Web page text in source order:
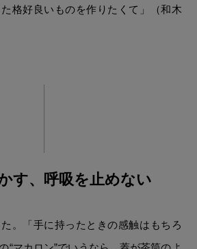
格好良いものを作りたくて」（和木
す、呼吸を止めない
。「手に持ったときの感触はもちろ